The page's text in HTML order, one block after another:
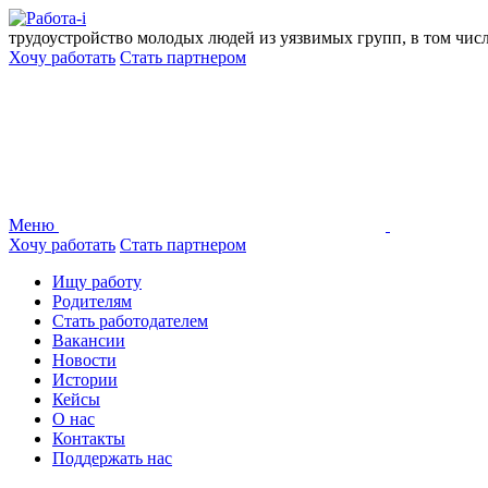
Перейти
к
содержанию
трудоустройство молодых людей из уязвимых групп, в том
Хочу работать Стать партнером
Меню
Хочу работать Стать партнером
Ищу работу
Родителям
Стать работодателем
Вакансии
Новости
Истории
Кейсы
О нас
Контакты
Поддержать нас